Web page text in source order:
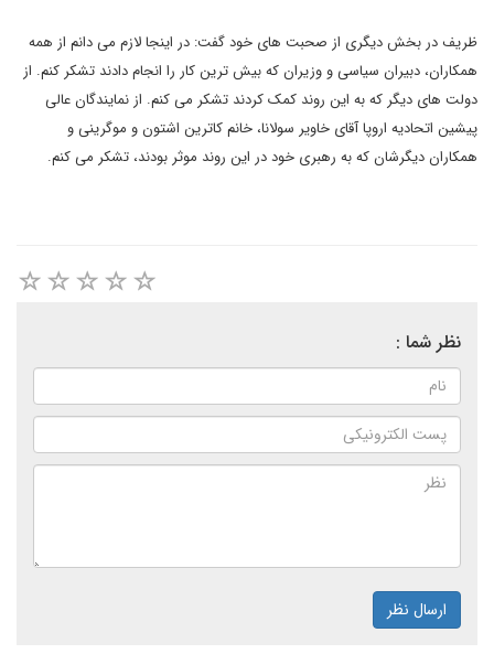
ظریف در بخش دیگری از صحبت های خود گفت: در اینجا لازم می دانم از همه
همکاران، دبیران سیاسی و وزیران که بیش ترین کار را انجام دادند تشکر کنم. از
دولت های دیگر که به این روند کمک کردند تشکر می کنم. از نمایندگان عالی
پیشین اتحادیه اروپا آقای خاویر سولانا، خانم کاترین اشتون و موگرینی و
همکاران دیگرشان که به رهبری خود در این روند موثر بودند، تشکر می کنم.
نظر شما :
ارسال نظر